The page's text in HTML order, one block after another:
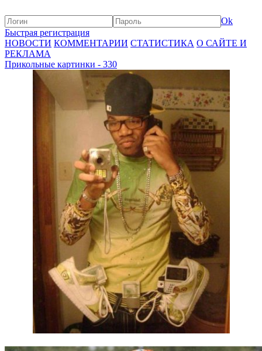
Ok
Быстрая регистрация
НОВОСТИ КОММЕНТАРИИ СТАТИСТИКА О САЙТЕ И
РЕКЛАМА
Прикольные картинки - 330